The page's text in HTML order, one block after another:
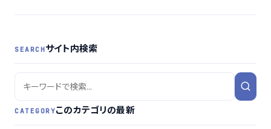
SEARCHサイト内検索
CATEGORYこのカテゴリの最新